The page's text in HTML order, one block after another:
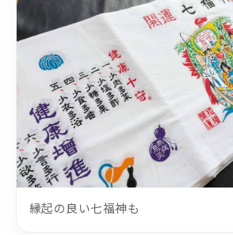
縁起の良い七福神も